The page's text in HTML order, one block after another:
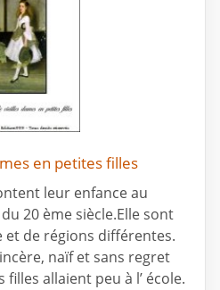
en petites filles
leur enfance au
20 ème siècle.Elle sont
et de régions différentes.
naïf et sans regret
allaient peu à l’ école.